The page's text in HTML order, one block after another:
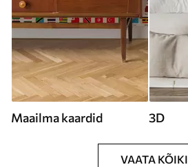
Maailma kaardid 3D
VAATA KÕIKI